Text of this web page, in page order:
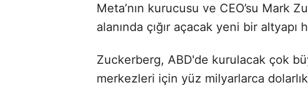
Meta’nın kurucusu ve CEO’su Mark
alanında çığır açacak yeni bir altyapı
Zuckerberg, ABD'de kurulacak çok
merkezleri için yüz milyarlarca dolarlık